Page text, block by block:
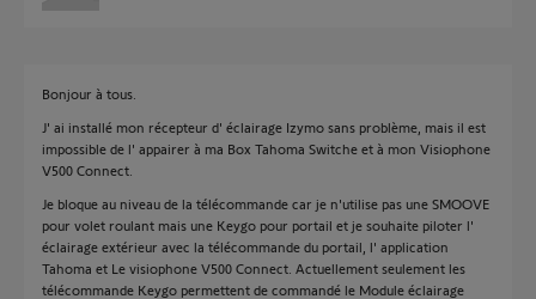
Bonjour à tous.
J' ai installé mon récepteur d' éclairage Izymo sans problème, mais il est
impossible de l' appairer à ma Box Tahoma Switche et à mon Visiophone
V500 Connect.
Je bloque au niveau de la télécommande car je n'utilise pas une SMOOVE
pour volet roulant mais une Keygo pour portail et je souhaite piloter l'
éclairage extérieur avec la télécommande du portail, l' application
Tahoma et Le visiophone V500 Connect. Actuellement seulement les
télécommande Keygo permettent de commandé le Module éclairage